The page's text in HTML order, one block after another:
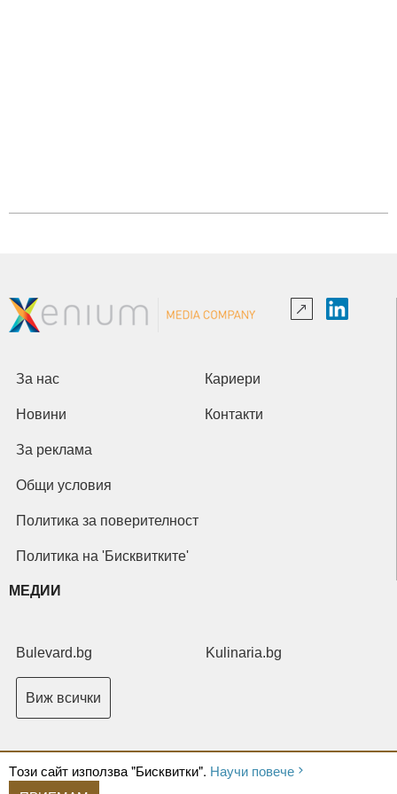
Tози сайт използва "Бисквитки". Научи повече
За нас Кариери
Новини Контакти
За реклама
Общи условия
Политика за поверителност
Политика на 'Бисквитките'
МЕДИИ
Bulevard.bg Kulinaria.bg
Виж всички